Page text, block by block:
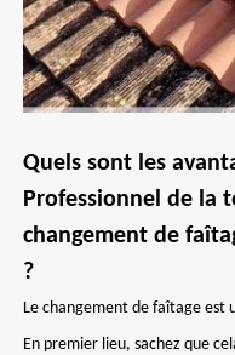
Quels sont les
Professionnel de la
changement de
?
Le changement de faîtage est
En premier lieu, sachez que